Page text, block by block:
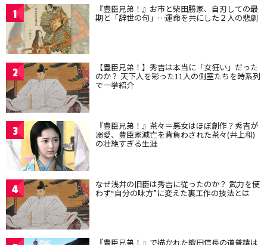
1 『豊臣兄弟！』お市と柴田勝家、自刃しての最
期と「辞世の句」…運命を共にした２人の悲劇
2 【豊臣兄弟！】秀吉は本当に「女狂い」だった
のか？ 天下人を彩った11人の側室たちを時系列
で一挙紹介
3 『豊臣兄弟！』茶々＝悪女はほぼ創作？秀吉が
溺愛、豊臣家滅亡を背負わされた茶々(井上和)
の壮絶すぎる生涯
4 なぜ浅井の旧臣は秀吉に従ったのか？ 武力を使
わず“自分の味方”に変えた裏工作の技法とは
『豊臣兄弟！』で描かれた織田信長の道普請は